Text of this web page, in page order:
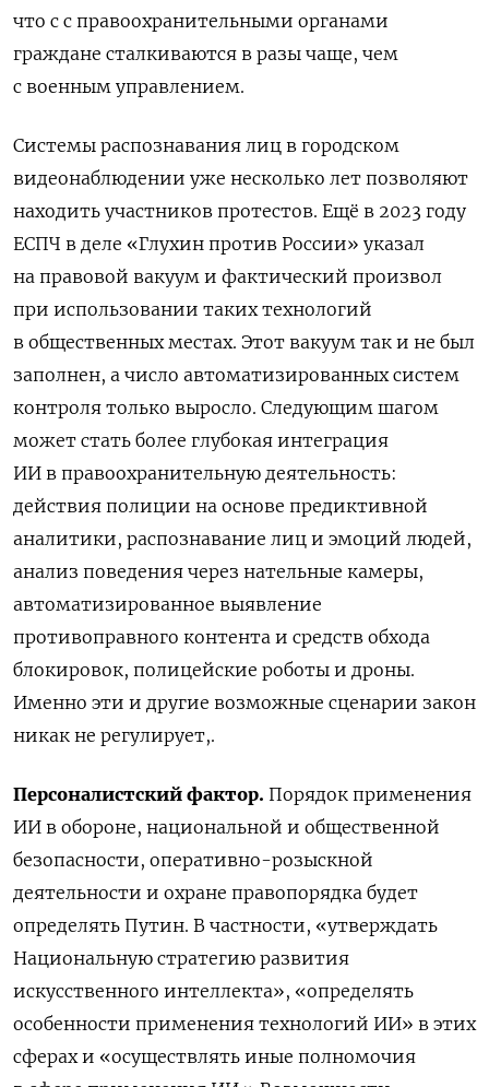
что с с правоохранительными органами
граждане сталкиваются в разы чаще, чем
с военным управлением.
Системы распознавания лиц в городском
видеонаблюдении уже несколько лет позволяют
находить участников протестов. Ещё в 2023 году
ЕСПЧ в деле «Глухин против России» указал
на правовой вакуум и фактический произвол
при использовании таких технологий
в общественных местах. Этот вакуум так и не был
заполнен, а число автоматизированных систем
контроля только выросло. Следующим шагом
может стать более глубокая интеграция
ИИ в правоохранительную деятельность:
действия полиции на основе предиктивной
аналитики, распознавание лиц и эмоций людей,
анализ поведения через нательные камеры,
автоматизированное выявление
противоправного контента и средств обхода
блокировок, полицейские роботы и дроны.
Именно эти и другие возможные сценарии закон
никак не регулирует,.
Персоналистский фактор. Порядок применения
ИИ в обороне, национальной и общественной
безопасности, оперативно-розыскной
деятельности и охране правопорядка будет
определять Путин. В частности, «утверждать
Национальную стратегию развития
искусственного интеллекта», «определять
особенности применения технологий ИИ» в этих
сферах и «осуществлять иные полномочия